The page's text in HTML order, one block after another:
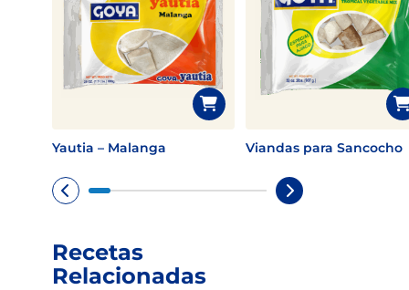
Yautia – Malanga Viandas para Sancocho
Recetas
Relacionadas